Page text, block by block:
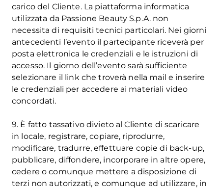
carico del Cliente. La piattaforma informatica
utilizzata da Passione Beauty S.p.A. non
necessita di requisiti tecnici particolari. Nei giorni
antecedenti l’evento il partecipante riceverà per
posta elettronica le credenziali e le istruzioni di
accesso. Il giorno dell’evento sarà sufficiente
selezionare il link che troverà nella mail e inserire
le credenziali per accedere ai materiali video
concordati.
9. È fatto tassativo divieto al Cliente di scaricare
in locale, registrare, copiare, riprodurre,
modificare, tradurre, effettuare copie di back-up,
pubblicare, diffondere, incorporare in altre opere,
cedere o comunque mettere a disposizione di
terzi non autorizzati, e comunque ad utilizzare, in